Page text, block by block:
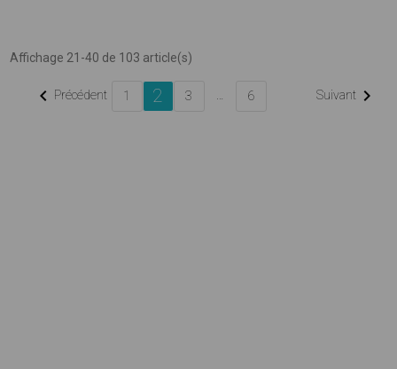
Affichage 21-40 de 103 article(s)
 Précédent 1 2 3 6 Suivant